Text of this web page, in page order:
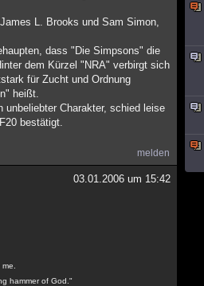
L. Brooks und Sam Simon,
dass "Die Simpsons" die
dem Kürzel "NRA" verbirgt sich
für Zucht und Ordnung
heißt.
Charakter, schied leise
bestätigt.
melden
03.01.2006 um 15:42
hammer of God."